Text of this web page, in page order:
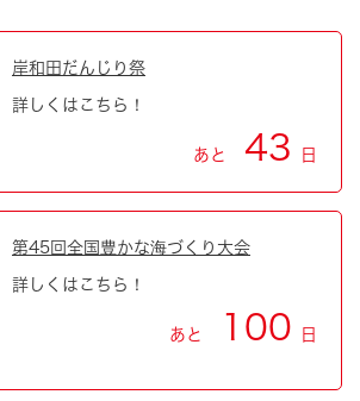
岸和田だんじり祭
詳しくはこちら！
あと 43 日
第45回全国豊かな海づくり大会
詳しくはこちら！
あと 100 日